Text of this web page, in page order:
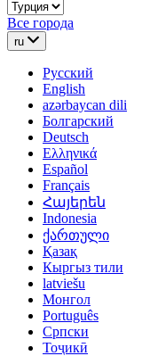
Все города
ru
Русский
English
azərbaycan dili
Болгарский
Deutsch
Ελληνικά
Español
Français
Հայերեն
Indonesia
ქართული
Қазақ
Кыргыз тили
latviešu
Монгол
Português
Српски
Тоҷикӣ